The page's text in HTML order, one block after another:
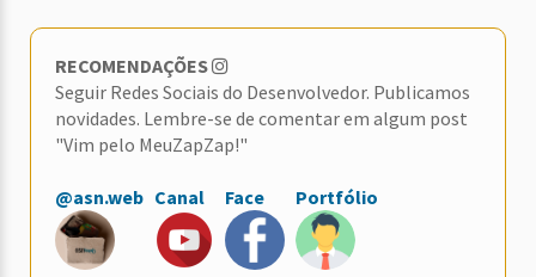
RECOMENDAÇÕES
Seguir Redes Sociais do Desenvolvedor. Publicamos
novidades. Lembre-se de comentar em algum post
"Vim pelo MeuZapZap!"
@asn.web Canal Face Portfólio